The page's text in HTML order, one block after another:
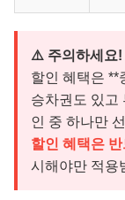
⚠️ 주의하세요!
할인 혜택은 **
승차권도 있고
인 중 하나만
할인 혜택은
시해야만 적용